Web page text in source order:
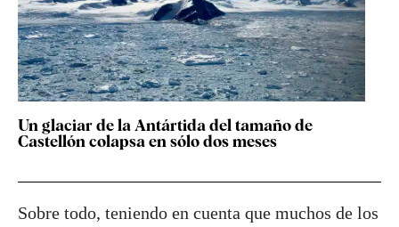
Un glaciar de la Antártida del tamaño de
Castellón colapsa en sólo dos meses
Sobre todo, teniendo en cuenta que muchos de los